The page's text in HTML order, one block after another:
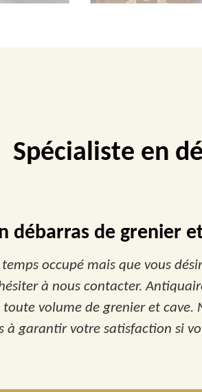
Spécialiste en
débarras de grenier
occupé mais que vous
à nous contacter.
volume de grenier et cave.
à garantir votre satisfaction si